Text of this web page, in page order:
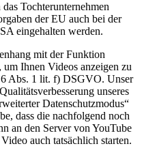
Tochterunternehmen
der EU auch bei der
eingehalten werden.
mit der Funktion
Ihnen Videos anzeigen zu
Abs. 1 lit. f) DSGVO. Unser
unseres
Datenschutzmodus“
dass die nachfolgend noch
an den Server von YouTube
auch tatsächlich starten.